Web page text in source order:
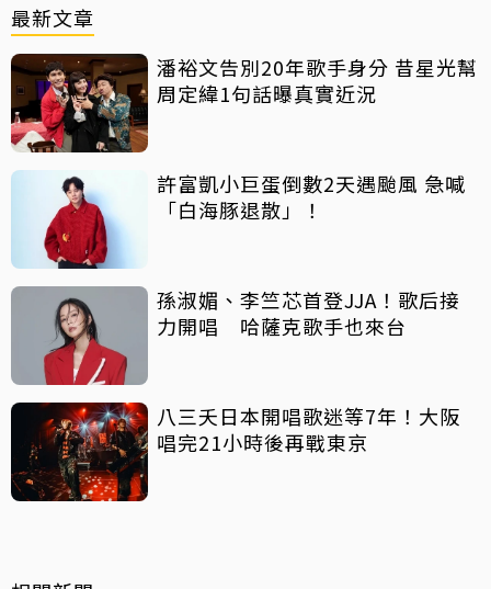
最新文章
潘裕文告別20年歌手身分 昔星光幫
周定緯1句話曝真實近況
許富凱小巨蛋倒數2天遇颱風 急喊
「白海豚退散」！
孫淑媚、李竺芯首登JJA！歌后接
力開唱 哈薩克歌手也來台
八三夭日本開唱歌迷等7年！大阪
唱完21小時後再戰東京